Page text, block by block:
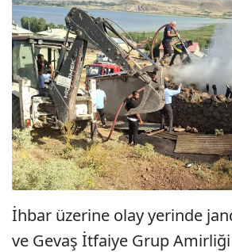
İhbar üzerine olay yerinde
ve Gevaş İtfaiye Grup